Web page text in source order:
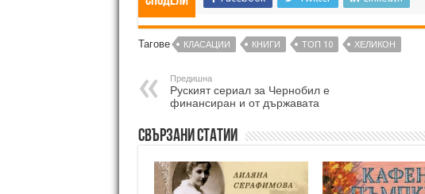
Тагове КЛАСАЦИИ КНИГИ ТОП 10 ХЕЛИКОН
Предишна
Руският сериал за Чернобил е
финансиран и от държавата
Свързани статии